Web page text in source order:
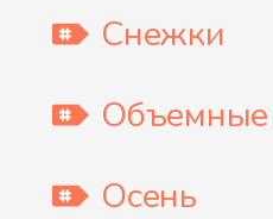
Снежки
Объемные
Осень